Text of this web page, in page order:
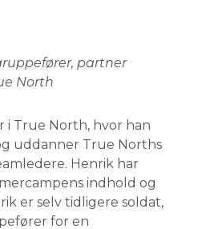
partner
North
i True North, hvor han
uddanner True Norths
Henrik har
indhold og
er selv tidligere soldat,
for en